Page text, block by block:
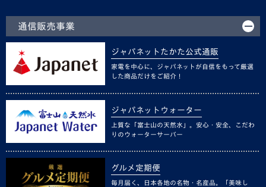
通信販売事業
ジャパネットたかた公式通販
家電を中心に、ジャパネットが自信をもって厳選
した商品だけをご紹介！
ジャパネットウォーター
上質な「富士山の天然水」。安心・安全、こだわ
りのウォーターサーバー
グルメ定期便
毎月届く、日本各地の名物・名産品。「美味し